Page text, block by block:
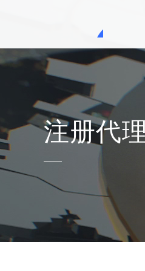
注册代